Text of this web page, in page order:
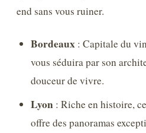
end sans vous ruiner.
Bordeaux : Capitale du
vous séduira par son
douceur de vivre.
Lyon : Riche en histoire,
offre des panoramas